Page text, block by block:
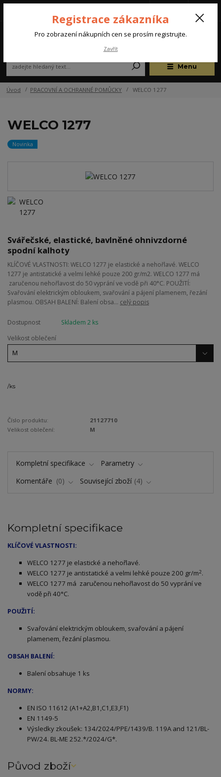
Menu
(Po-Pá, 07:00-15:30 hod.)
Úvod PRACOVNÍ A OCHRANNÉ POMŮCKY WELCO 1277
WELCO 1277
Novinka
Svářečské, elastické, bavlněné ohnivzdorné
spodní kalhoty
KLÍČOVÉ VLASTNOSTI: WELCO 1277 je elastické a nehořlavé. WELCO
1277 je antistatické a velmi lehké pouze 200 gr/m2. WELCO 1277 má
zaručenou nehořlavost do 50 vyprání ve vodě při 40°C. POUŽITÍ:
Svařování elektrickým obloukem, svařování a pájení plamenem, řezání
plasmou. OBSAH BALENÍ: Balení obsa... celý popis
Dostupnost
Skladem 2 ks
Velikost oblečení
/ks
Číslo produktu:
21127710
Velikost oblečení:
M
Kompletní specifikace
Parametry
Komentáře
0 Související zboží 4
Kompletní specifikace
KLÍČOVÉ VLASTNOSTI:
WELCO 1277 je elastické a nehořlavé.
WELCO 1277 je antistatické a velmi lehké pouze 200 gr/m2.
WELCO 1277 má zaručenou nehořlavost do 50 vyprání ve
vodě při 40°C.
POUŽITÍ:
Svařování elektrickým obloukem, svařování a pájení
plamenem, řezání plasmou.
OBSAH BALENÍ:
Balení obsahuje 1 ks
NORMY:
EN ISO 11612 (A1+A2,B1,C1,E3,F1)
EN 1149-5
Výsledky zkoušek: 134/2024/PPE/1439/B. 119A and 121/BL-
PW/24. BL-ME 252.*/2024/G*.
Původ zboží
Registrace zákazníka
Pro zobrazení nákupních cen se prosím registrujte.
Zavřít